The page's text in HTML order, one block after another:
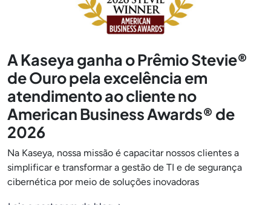
A Kaseya ganha o Prêmio Stevie®
de Ouro pela excelência em
atendimento ao cliente no
American Business Awards® de
2026
Na Kaseya, nossa missão é capacitar nossos clientes a
simplificar e transformar a gestão de TI e de segurança
cibernética por meio de soluções inovadoras